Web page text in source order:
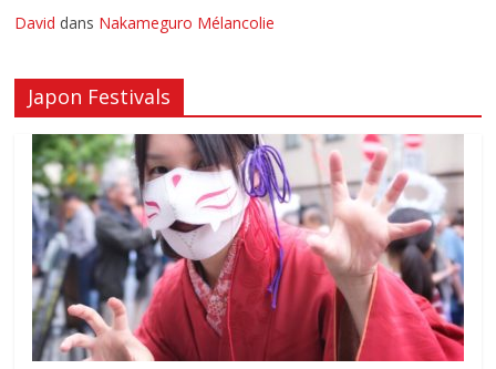
David dans Nakameguro Mélancolie
Japon Festivals